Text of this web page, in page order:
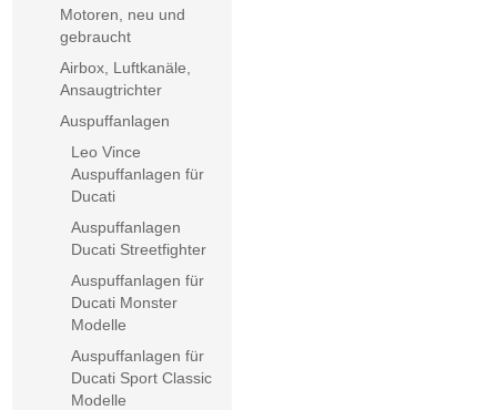
Motoren, neu und
gebraucht
Airbox, Luftkanäle,
Ansaugtrichter
Auspuffanlagen
Leo Vince
Auspuffanlagen für
Ducati
Auspuffanlagen
Ducati Streetfighter
Auspuffanlagen für
Ducati Monster
Modelle
Auspuffanlagen für
Ducati Sport Classic
Modelle